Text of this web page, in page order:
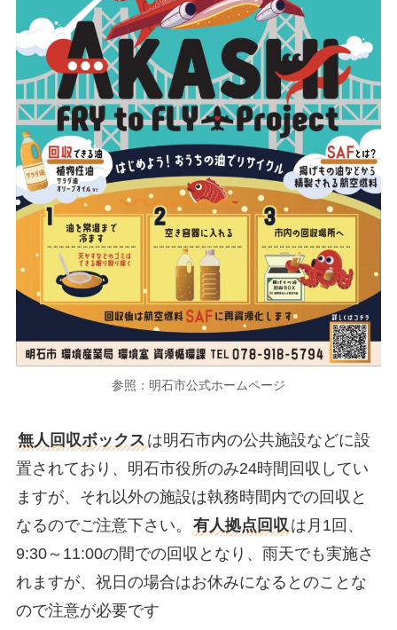
参照：明石市公式ホームページ
無人回収ボックス は明石市内の公共施設などに設
置されており、明石市役所のみ24時間回収してい
ますが、それ以外の施設は執務時間内での回収と
なるのでご注意下さい。
有人拠点回収 は月1回、
9:30～11:00の間での回収となり、雨天でも実施さ
れますが、祝日の場合はお休みになるとのことな
ので注意が必要です